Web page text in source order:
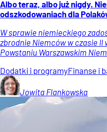
Albo teraz, albo już nigdy.
odszkodowaniach dla
W sprawie niemieckiego
zbrodnie Niemców w czasie
Powstaniu Warszawskim
Dodatki i programyFinanse i
Jowita Flankowska